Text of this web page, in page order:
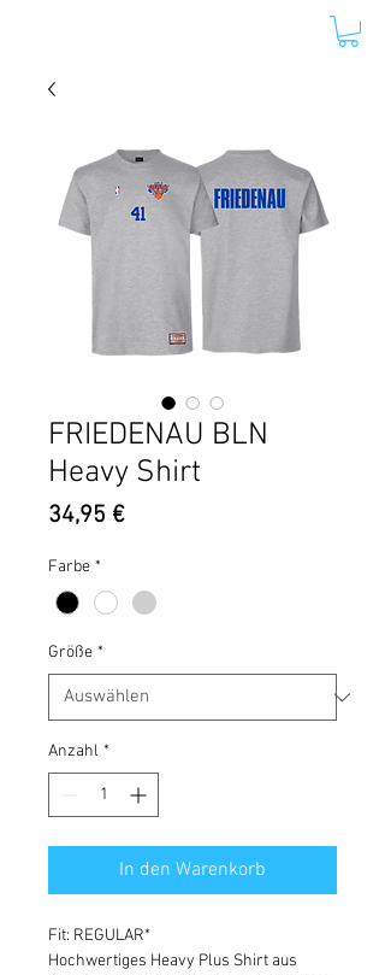
FRIEDENAU BLN
Heavy Shirt
34,95 €Preis
Farbe *
Größe *
Anzahl *
In den Warenkorb
Fit: REGULAR*
Hochwertiges Heavy Plus Shirt aus